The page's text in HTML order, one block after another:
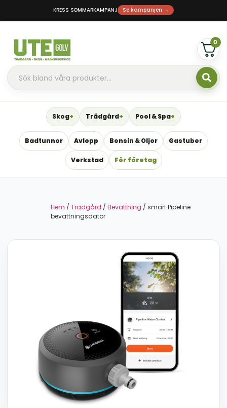
KRESS SOMMARKAMPANJ Se kampanjen →
0
Skog Trädgård Pool & Spa
Badtunnor Avlopp Bensin & Oljor Gastuber
Verkstad För företag
Hem / Trädgård / Bevattning / smart Pipeline
bevattningsdator